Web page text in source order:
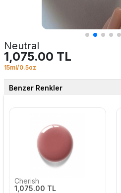
Neutral
1,075.00 TL
15ml/0.5oz
Benzer Renkler
Cherish
1,075.00 TL